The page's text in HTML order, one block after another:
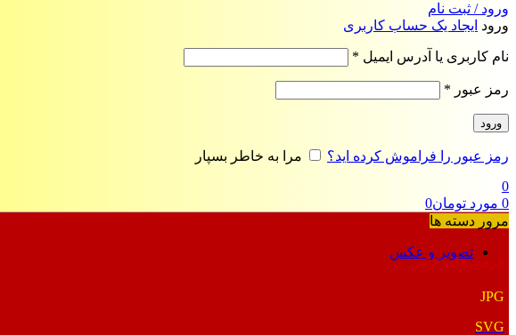
ورود / ثبت نام
ورود ایجاد یک حساب کاربری
نام کاربری یا آدرس ایمیل *
رمز عبور *
ورود
رمز عبور را فراموش کرده اید؟
مرا به خاطر بسپار
0
0 مورد تومان0
مرور دسته ها
تصویر و عکس
فرمت‌های خاص
JPG
SVG